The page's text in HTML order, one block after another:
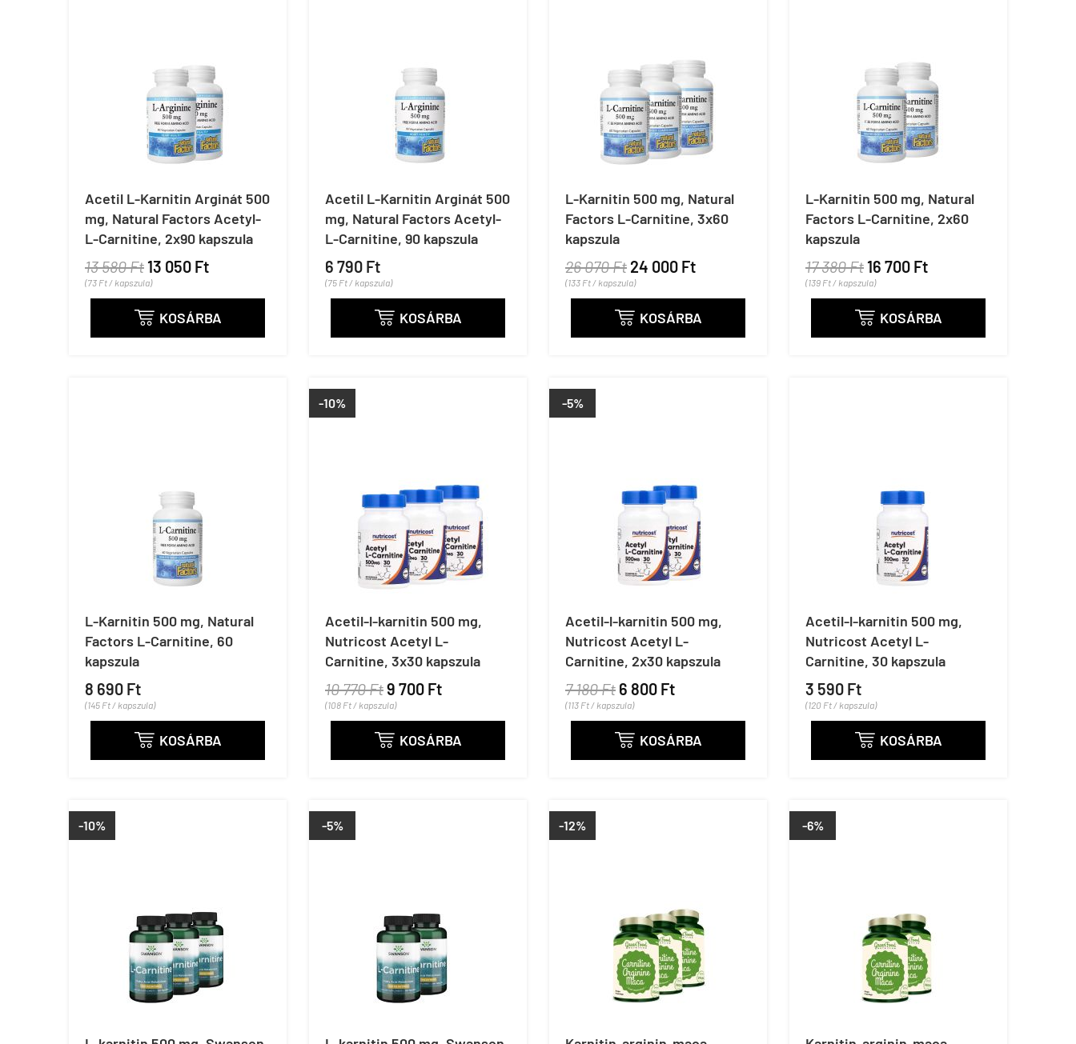
Acetil L-Karnitin Arginát 500
mg, Natural Factors Acetyl-
L-Carnitine, 2x90 kapszula
13 580 Ft 13 050 Ft
(73 Ft / kapszula)
 KOSÁRBA
Acetil L-Karnitin Arginát 500
mg, Natural Factors Acetyl-
L-Carnitine, 90 kapszula
6 790 Ft
(75 Ft / kapszula)
 KOSÁRBA
L-Karnitin 500 mg, Natural
Factors L-Carnitine, 3x60
kapszula
26 070 Ft 24 000 Ft
(133 Ft / kapszula)
 KOSÁRBA
L-Karnitin 500 mg, Natural
Factors L-Carnitine, 2x60
kapszula
17 380 Ft 16 700 Ft
(139 Ft / kapszula)
 KOSÁRBA
L-Karnitin 500 mg, Natural
Factors L-Carnitine, 60
kapszula
8 690 Ft
(145 Ft / kapszula)
 KOSÁRBA
-10%
Acetil-l-karnitin 500 mg,
Nutricost Acetyl L-
Carnitine, 3x30 kapszula
10 770 Ft9 700 Ft
(108 Ft / kapszula)
 KOSÁRBA
-5%
Acetil-l-karnitin 500 mg,
Nutricost Acetyl L-
Carnitine, 2x30 kapszula
7 180 Ft 6 800 Ft
(113 Ft / kapszula)
 KOSÁRBA
Acetil-l-karnitin 500 mg,
Nutricost Acetyl L-
Carnitine, 30 kapszula
3 590 Ft
(120 Ft / kapszula)
 KOSÁRBA
-10% -5% -12% -6%